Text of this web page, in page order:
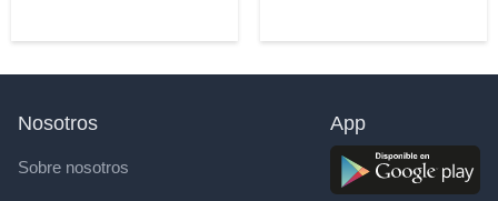
Nosotros
Sobre nosotros
App